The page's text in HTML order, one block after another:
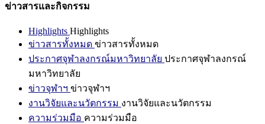
ข่าวสารและกิจกรรม
Highlights Highlights
ข่าวสารทั้งหมด ข่าวสารทั้งหมด
ประกาศจุฬาลงกรณ์มหาวิทยาลัย ประกาศจุฬาลงกรณ์
มหาวิทยาลัย
ข่าวจุฬาฯ ข่าวจุฬาฯ
งานวิจัยและนวัตกรรม งานวิจัยและนวัตกรรม
ความร่วมมือ ความร่วมมือ